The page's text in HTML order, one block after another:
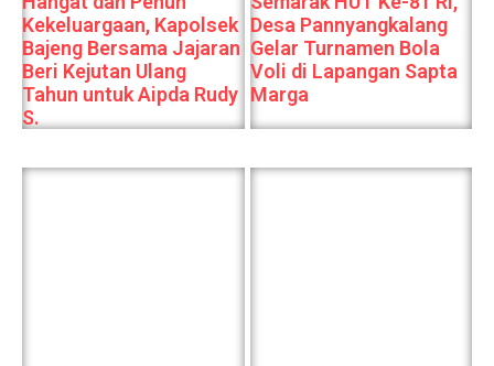
Kekeluargaan, Kapolsek
Bajeng Bersama Jajaran
Beri Kejutan Ulang
Tahun untuk Aipda Rudy
S.
Desa Pannyangkalang
Gelar Turnamen Bola
Voli di Lapangan Sapta
Marga